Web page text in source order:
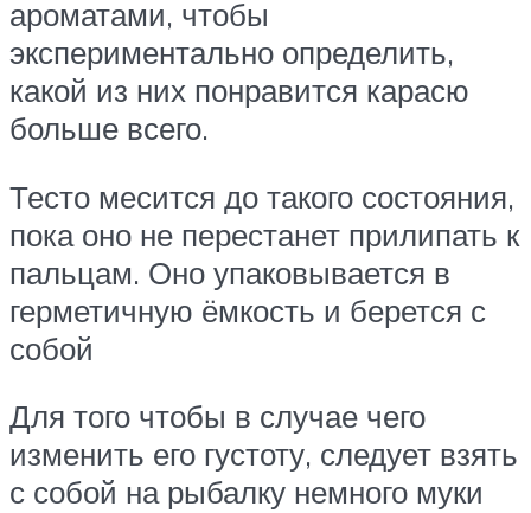
ароматами, чтобы
экспериментально определить,
какой из них понравится карасю
больше всего.
Тесто месится до такого состояния,
пока оно не перестанет прилипать к
пальцам. Оно упаковывается в
герметичную ёмкость и берется с
собой
Для того чтобы в случае чего
изменить его густоту, следует взять
с собой на рыбалку немного муки